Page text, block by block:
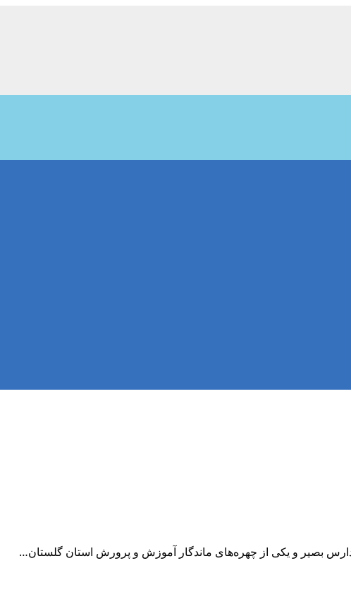
بصیر و یکی از چهره‌های ماندگار آموزش و پرورش استان گلستان…